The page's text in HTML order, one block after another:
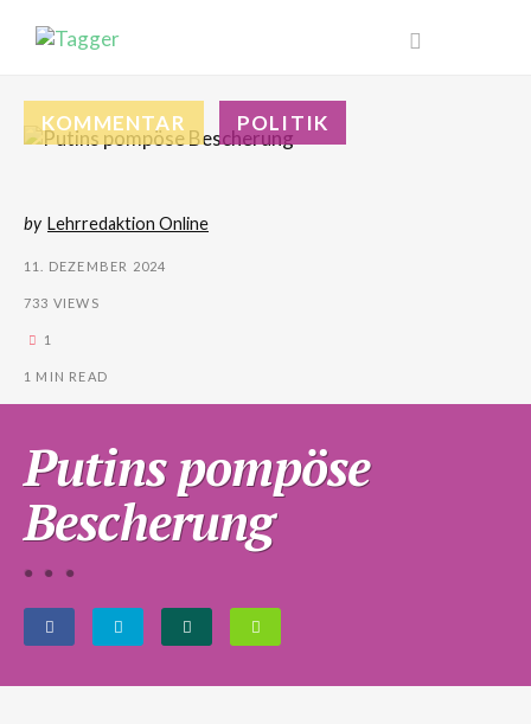
KOMMENTAR POLITIK
by Lehrredaktion Online
11. DEZEMBER 2024
733 VIEWS
1
1 MIN READ
Putins pompöse
Bescherung